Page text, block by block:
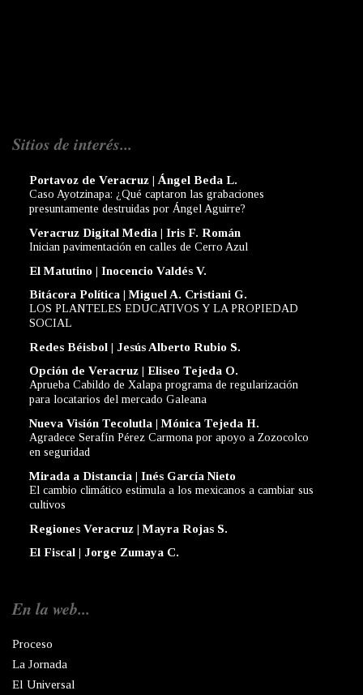
Sitios de interés...
Portavoz de Veracruz | Ángel Beda L.
Caso Ayotzinapa: ¿Qué captaron las grabaciones
presuntamente destruidas por Ángel Aguirre?
Veracruz Digital Media | Iris F. Román
Inician pavimentación en calles de Cerro Azul
El Matutino | Inocencio Valdés V.
Bitácora Política | Miguel A. Cristiani G.
LOS PLANTELES EDUCATIVOS Y LA PROPIEDAD
SOCIAL
Redes Béisbol | Jesús Alberto Rubio S.
Opción de Veracruz | Eliseo Tejeda O.
Aprueba Cabildo de Xalapa programa de regularización
para locatarios del mercado Galeana
Nueva Visión Tecolutla | Mónica Tejeda H.
Agradece Serafín Pérez Carmona por apoyo a Zozocolco
en seguridad
Mirada a Distancia | Inés García Nieto
El cambio climático estimula a los mexicanos a cambiar sus
cultivos
Regiones Veracruz | Mayra Rojas S.
El Fiscal | Jorge Zumaya C.
En la web...
Proceso
La Jornada
El Universal